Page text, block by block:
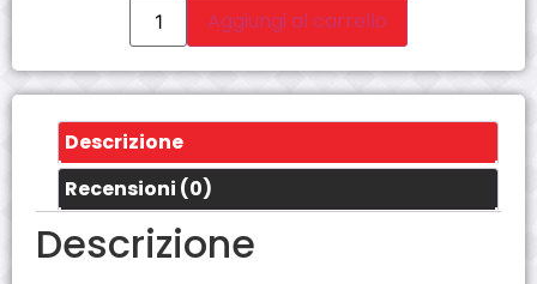
Aggiungi al carrello
Descrizione
Recensioni (0)
Descrizione